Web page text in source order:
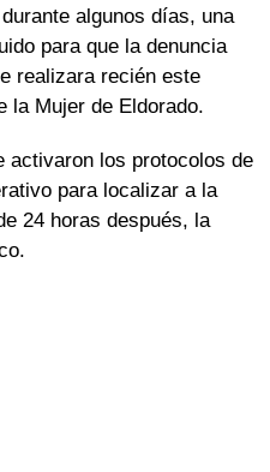
algunos días, una
para que la denuncia
realizara recién este
la Mujer de Eldorado.
activaron los protocolos de
para localizar a la
24 horas después, la